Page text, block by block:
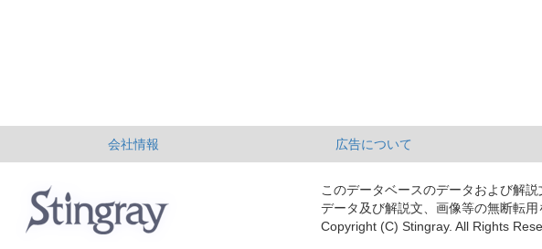
会社情報 広告について
このデータベースのデータおよび解
データ及び解説文、画像等の無断転用
Copyright (C) Stingray. All Rights